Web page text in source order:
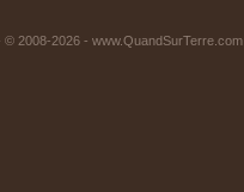
2008-2026 - www.QuandSurTerre.com